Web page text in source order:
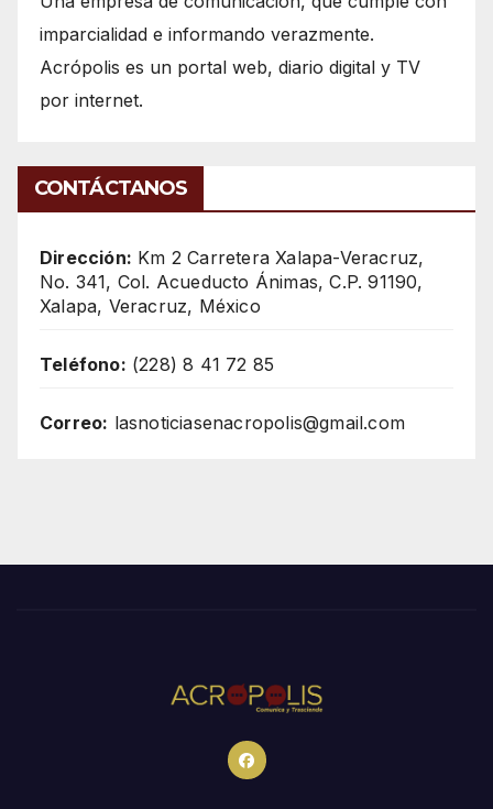
imparcialidad e informando verazmente.
Acrópolis es un portal web, diario digital y TV
por internet.
CONTÁCTANOS
Dirección: Km 2 Carretera Xalapa-Veracruz,
No. 341, Col. Acueducto Ánimas, C.P. 91190,
Xalapa, Veracruz, México
Teléfono: (228) 8 41 72 85
Correo: lasnoticiasenacropolis@gmail.com